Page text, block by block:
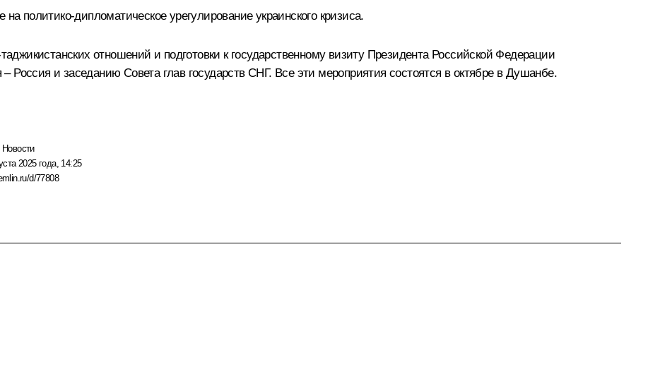
политико-дипломатическое урегулирование украинского кризиса.
отношений и подготовки к государственному визиту Президента Российской Федерации
Россия и заседанию Совета глав государств СНГ. Все эти мероприятия состоятся в октябре в Душанбе.
Новости
2025 года, 14:25
d/77808